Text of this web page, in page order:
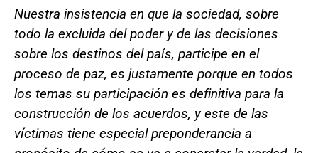
Nuestra insistencia en que la sociedad, sobre
todo la excluida del poder y de las decisiones
sobre los destinos del país, participe en el
proceso de paz, es justamente porque en todos
los temas su participación es definitiva para la
construcción de los acuerdos, y este de las
víctimas tiene especial preponderancia a